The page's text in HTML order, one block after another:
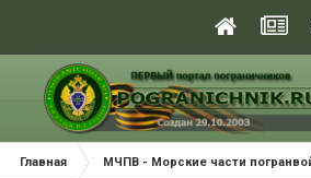
Главная МЧПВ - Морские части